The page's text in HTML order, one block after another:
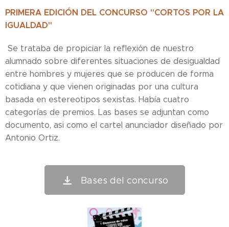
PRIMERA EDICIÓN DEL CONCURSO "CORTOS POR LA
IGUALDAD"
Se trataba de propiciar la reflexión de nuestro
alumnado sobre diferentes situaciones de desigualdad
entre hombres y mujeres que se producen de forma
cotidiana y que vienen originadas por una cultura
basada en estereotipos sexistas. Había cuatro
categorías de premios. Las bases se adjuntan como
documento, asi como el cartel anunciador diseñado por
Antonio Ortiz.
Bases del concurso